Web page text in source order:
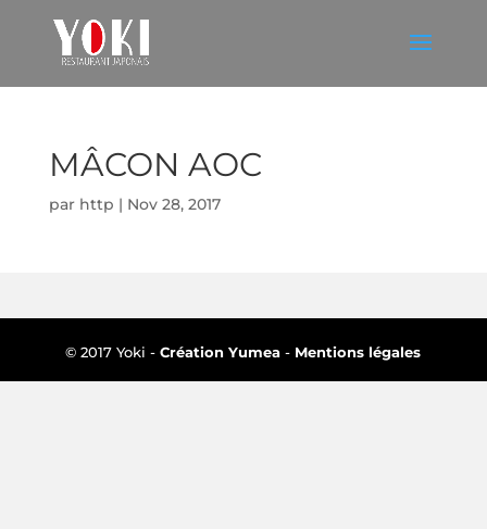
MÂCON AOC
par http | Nov 28, 2017
© 2017 Yoki -Création Yumea - Mentions légales